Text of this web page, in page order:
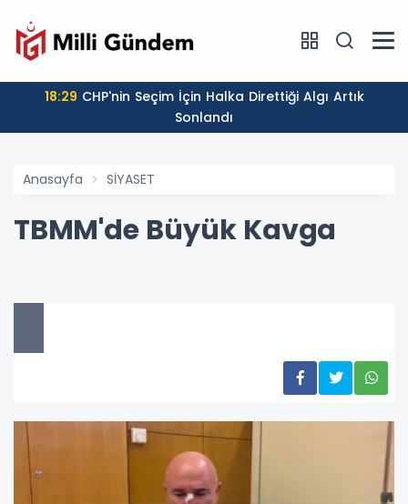
18:29
Sonlandı
Anasayfa SİYASET
TBMM'de Büyük Kavga